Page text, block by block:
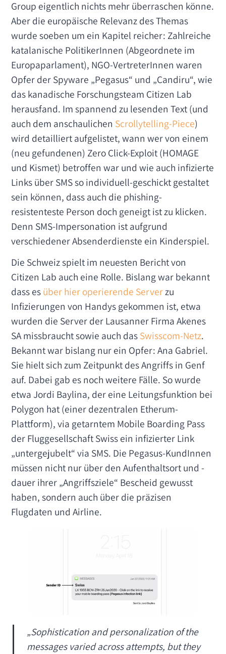
Group eigentlich nichts mehr überraschen könne.
Aber die europäische Relevanz des Themas
wurde soeben um ein Kapitel reicher: Zahlreiche
katalanische PolitikerInnen (Abgeordnete im
Europaparlament), NGO-VertreterInnen waren
Opfer der Spyware „Pegasus“ und „Candiru“, wie
das kanadische Forschungsteam Citizen Lab
herausfand. Im spannend zu lesenden Text (und
auch dem anschaulichen Scrollytelling-Piece)
wird detailliert aufgelistet, wann wer von einem
(neu gefundenen) Zero Click-Exploit (HOMAGE
und Kismet) betroffen war und wie auch infizierte
Links über SMS so individuell-geschickt gestaltet
sein können, dass auch die phishing-
resistenteste Person doch geneigt ist zu klicken.
Denn SMS-Impersonation ist aufgrund
verschiedener Absenderdienste ein Kinderspiel.
Die Schweiz spielt im neuesten Bericht von
Citizen Lab auch eine Rolle. Bislang war bekannt
dass esüber hier operierende Serverzu
Infizierungen von Handys gekommen ist, etwa
wurden die Server der Lausanner Firma Akenes
SA missbraucht sowie auch dasSwisscom-Netz.
Bekannt war bislang nur ein Opfer: Ana Gabriel.
Sie hielt sich zum Zeitpunkt des Angriffs in Genf
auf. Dabei gab es noch weitere Fälle. So wurde
etwa Jordi Baylina, der eine Leitungsfunktion bei
Polygon hat (einer dezentralen Etherum-
Plattform), via getarntem Mobile Boarding Pass
der Fluggesellschaft Swiss ein infizierter Link
„untergejubelt“ via SMS. Die Pegasus-KundInnen
müssen nicht nur über den Aufenthaltsort und -
dauer ihrer „Angriffsziele“ Bescheid gewusst
haben, sondern auch über die präzisen
Flugdaten und Airline.
„Sophistication and personalization of the
messages varied across attempts, but they